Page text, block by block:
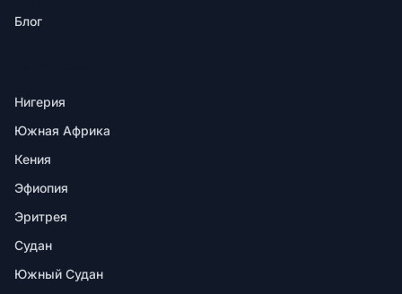
Блог
Нигерия
Южная Африка
Кения
Эфиопия
Эритрея
Судан
Южный Судан